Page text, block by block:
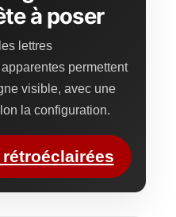
à poser
lettres
permettent
visible, avec une
la configuration.